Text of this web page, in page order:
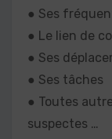
● Ses
● Le lien de
● Ses
● Ses tâches
● Toutes
suspectes …